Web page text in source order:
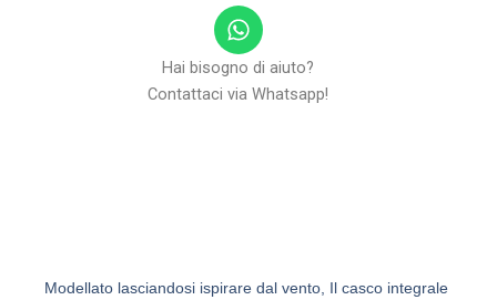
W
h
a
t
Hai bisogno di aiuto?
Contattaci via Whatsapp!
Modellato lasciandosi ispirare dal vento, Il casco integrale